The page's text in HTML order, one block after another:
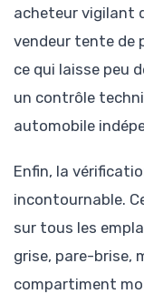
acheteur vigilant
vendeur tente de
ce qui laisse peu
un contrôle
automobile
Enfin, la
incontournable.
sur tous les
grise, pare-brise,
compartiment